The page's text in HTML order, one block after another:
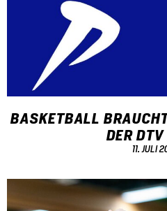
BASKETBALL
DER
11. JULI